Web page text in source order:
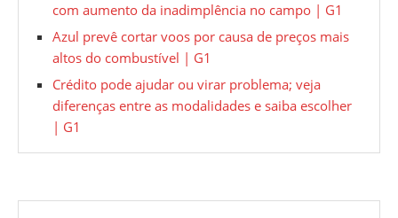
com aumento da inadimplência no campo | G1
Azul prevê cortar voos por causa de preços mais
altos do combustível | G1
Crédito pode ajudar ou virar problema; veja
diferenças entre as modalidades e saiba escolher
| G1